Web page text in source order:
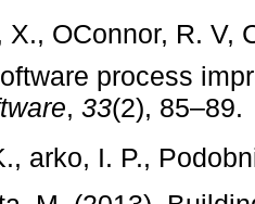
X., OConnor, R.
process
, 33(2),
arko, I. P.,